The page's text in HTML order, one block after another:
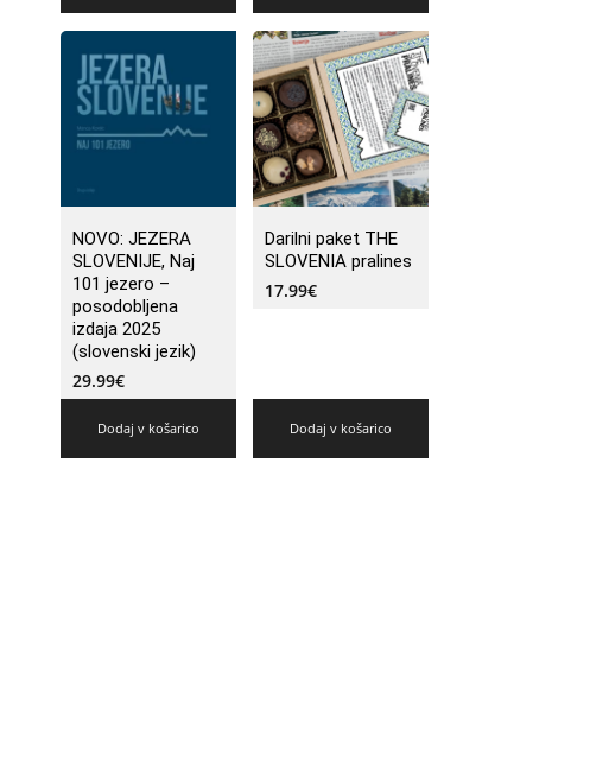
NOVO: JEZERA
SLOVENIJE, Naj
101 jezero –
posodobljena
izdaja 2025
(slovenski jezik)
29.99€
Dodaj v košarico
Darilni paket THE
SLOVENIA pralines
17.99€
Dodaj v košarico